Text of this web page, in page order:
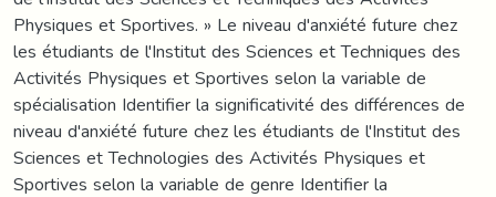
Physiques et Sportives. » Le niveau d'anxiété future chez
les étudiants de l'Institut des Sciences et Techniques des
Activités Physiques et Sportives selon la variable de
spécialisation Identifier la significativité des différences de
niveau d'anxiété future chez les étudiants de l'Institut des
Sciences et Technologies des Activités Physiques et
Sportives selon la variable de genre Identifier la